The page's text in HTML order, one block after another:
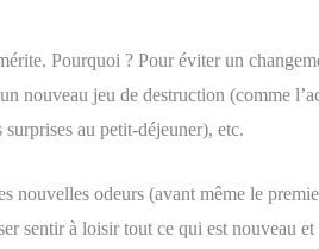
Pourquoi ? Pour éviter un
nouveau jeu de destruction (comme
au petit-déjeuner), etc.
odeurs (avant même le
à loisir tout ce qui est nouveau